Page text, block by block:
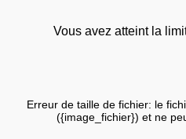
Vous avez atteint la
Erreur de taille de fichier: le
({image_fichier}) et ne